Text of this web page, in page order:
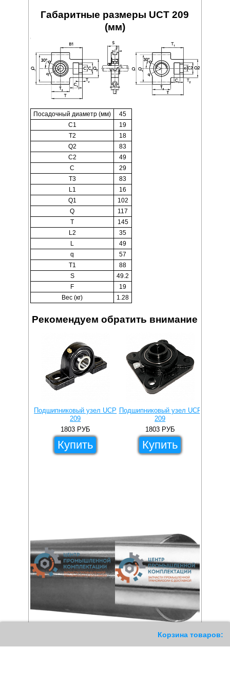
Корзина товаров:
Габаритные размеры UCT 209
(мм)
Посадочный диаметр (мм)
45
C1
19
T2
18
Q2
83
C2
49
C
29
T3
83
L1
16
Q1
102
Q
117
T
145
L2
35
L
49
q
57
T1
88
S
49.2
F
19
Вес (кг)
1.28
Рекомендуем обратить внимание
Подшипниковый узел UCP
209
1803 РУБ
Купить
Подшипниковый узел UCF
209
1803 РУБ
Купить